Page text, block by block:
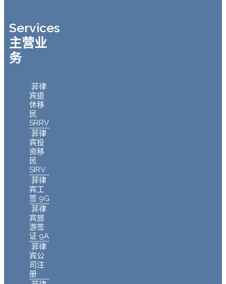
Services
主营业
务
菲律
宾退
休移
民
SRRV
菲律
宾投
资移
民
SIRV
菲律
宾工
签 9G
菲律
宾旅
游签
证 9A
菲律
宾公
司注
册